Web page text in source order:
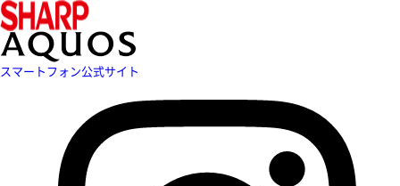
スマートフォン公式サイト